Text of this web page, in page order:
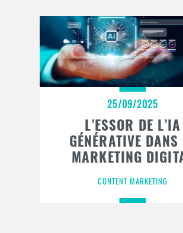
25/09/2025
L’ESSOR DE L’IA
GÉNÉRATIVE DANS
MARKETING
CONTENT MARKETING